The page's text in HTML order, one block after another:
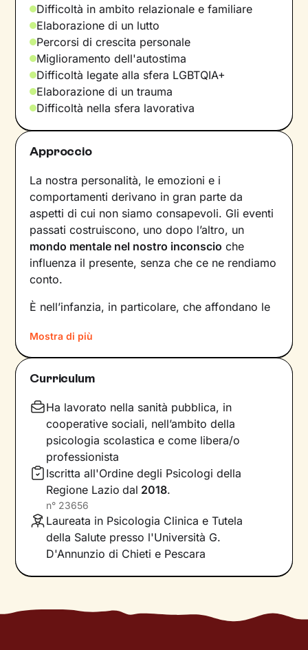
Difficoltà in ambito relazionale e familiare
Elaborazione di un lutto
Percorsi di crescita personale
Miglioramento dell'autostima
Difficoltà legate alla sfera LGBTQIA+
Elaborazione di un trauma
Difficoltà nella sfera lavorativa
Approccio
La nostra personalità, le emozioni e i
comportamenti derivano in gran parte da
aspetti di cui non siamo consapevoli. Gli eventi
passati costruiscono, uno dopo l’altro, un
mondo mentale nel nostro inconscio che
influenza il presente, senza che ce ne rendiamo
conto.
È nell’infanzia, in particolare, che affondano le
e agire: leesperienze vissute in famiglia
infatti, vengono apprese, memorizzate e
riproposte nelle relazioni successive.
che in età adulta si attivano in maniera
automatica - è la chiave per innescare il
cambiamento.
Conoscere noi stessi significa
portare alla luce
ciò che per tanto tempo è rimasto dietro le
quinte: raggiungere questo tipo di
consapevolezza è il primo passo necessario
persvincolare il presente dal passato
con maggiore serenità.
Nel percorso che faremo insieme ti ascolterò
aiutandoti a faremergere ricordi significativi e
approfondite sulla tua vita e su come
Mostra di più
Curriculum
Ha lavorato nella sanità pubblica, in
cooperative sociali, nell’ambito della
psicologia scolastica e come libera/o
professionista
Iscritta all'Ordine degli Psicologi della
Regione Lazio dal 2018.
n° 23656
Laureata in Psicologia Clinica e Tutela
della Salute presso l'Università G.
D'Annunzio di Chieti e Pescara